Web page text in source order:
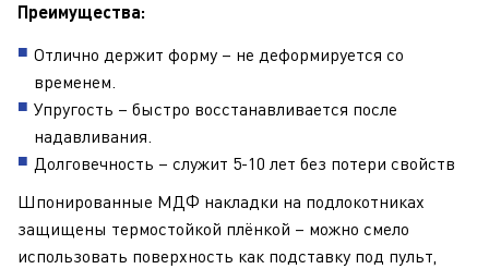
Преимущества:
Отлично держит форму – не деформируется со
временем.
Упругость – быстро восстанавливается после
надавливания.
Долговечность – служит 5-10 лет без потери свойств
Шпонированные МДФ накладки на подлокотниках
защищены термостойкой плёнкой – можно смело
использовать поверхность как подставку под пульт,